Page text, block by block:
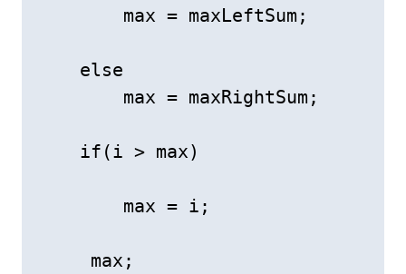
        max = maxLeftSum;
    else
        max = maxRightSum;
    if(i > max)
        max = i;
     max;